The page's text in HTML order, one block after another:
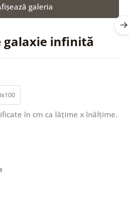
galaxie infinită
galeria
în cm ca lățime x înălțime.